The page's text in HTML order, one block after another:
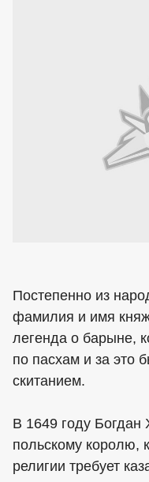
Постепенно из
фамилия и имя
легенда о барыне,
по пасхам и за это
скитанием.
В 1649 году
польскому королю,
религии требует